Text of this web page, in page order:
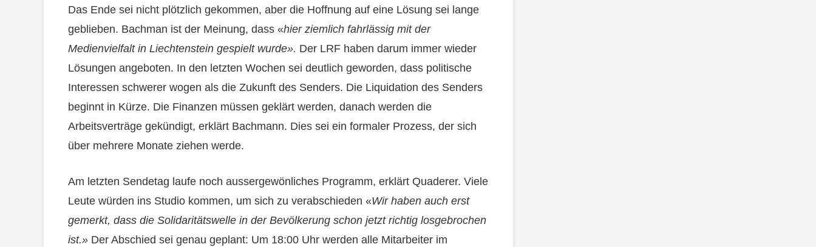
Das Ende sei nicht plötzlich gekommen, aber die Hoffnung auf eine Lösung sei lange
geblieben. Bachman ist der Meinung, dass «hier ziemlich fahrlässig mit der
Medienvielfalt in Liechtenstein gespielt wurde». Der LRF haben darum immer wieder
Lösungen angeboten. In den letzten Wochen sei deutlich geworden, dass politische
Interessen schwerer wogen als die Zukunft des Senders. Die Liquidation des Senders
beginnt in Kürze. Die Finanzen müssen geklärt werden, danach werden die
Arbeitsverträge gekündigt, erklärt Bachmann. Dies sei ein formaler Prozess, der sich
über mehrere Monate ziehen werde.
Am letzten Sendetag laufe noch aussergewönliches Programm, erklärt Quaderer. Viele
Leute würden ins Studio kommen, um sich zu verabschieden «Wir haben auch erst
gemerkt, dass die Solidaritätswelle in der Bevölkerung schon jetzt richtig losgebrochen
ist.» Der Abschied sei genau geplant: Um 18:00 Uhr werden alle Mitarbeiter im